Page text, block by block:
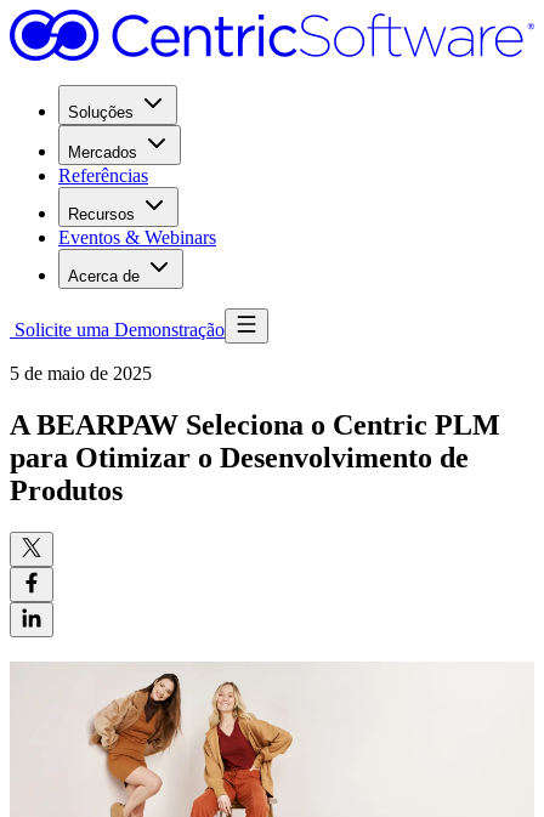
Soluções
Mercados
Referências
Recursos
Eventos & Webinars
Acerca de
Solicite uma Demonstração
5 de maio de 2025
A BEARPAW Seleciona o Centric PLM
para Otimizar o Desenvolvimento de
Produtos